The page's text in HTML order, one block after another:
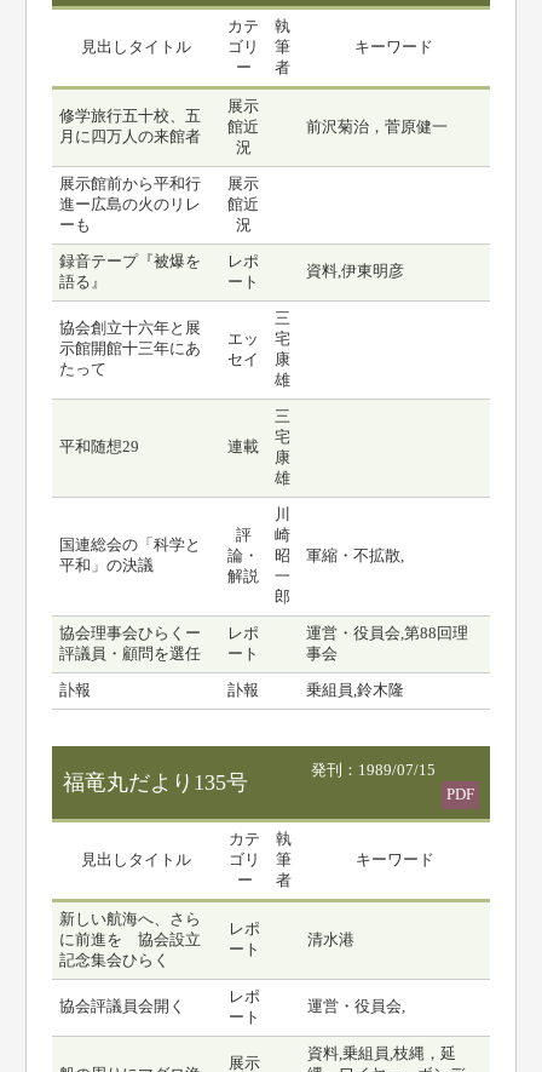
見出しタイトル
カテ
ゴリ
ー
執
筆
者
キーワード
修学旅行五十校、五
月に四万人の来館者
展示
館近
況
前沢菊治，菅原健一
展示館前から平和行
進ー広島の火のリレ
ーも
展示
館近
況
録音テープ『被爆を
語る』
レポ
ート
資料,伊東明彦
協会創立十六年と展
示館開館十三年にあ
たって
エッ
セイ
三
宅
康
雄
平和随想29 連載
三
宅
康
雄
国連総会の「科学と
平和」の決議
評
論・
解説
川
崎
昭
一
郎
軍縮・不拡散,
協会理事会ひらくー
評議員・顧問を選任
レポ
ート
運営・役員会,第88回理
事会
訃報 訃報 乗組員,鈴木隆
福竜丸だより135号
発刊：1989/07/15
PDF
見出しタイトル
カテ
ゴリ
ー
執
筆
者
キーワード
新しい航海へ、さら
に前進を 協会設立
記念集会ひらく
レポ
ート
清水港
協会評議員会開く
レポ
ート
運営・役員会,
展示
資料,乗組員,枝縄，延